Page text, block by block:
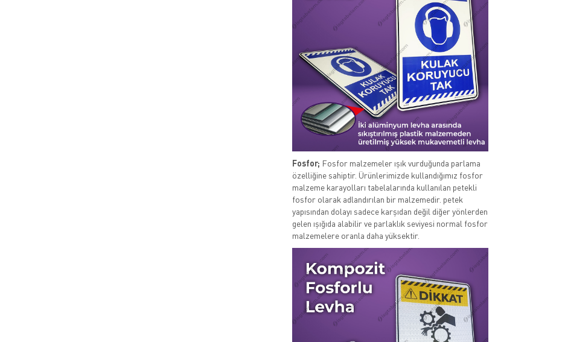
Fosfor; Fosfor malzemeler ışık vurduğunda parlama
özelliğine sahiptir. Ürünlerimizde kullandığımız fosfor
malzeme karayolları tabelalarında kullanılan petekli
fosfor olarak adlandırılan bir malzemedir. petek
yapısından dolayı sadece karşıdan değil diğer yönlerden
gelen ışığıda alabilir ve parlaklık seviyesi normal fosfor
malzemelere oranla daha yüksektir.